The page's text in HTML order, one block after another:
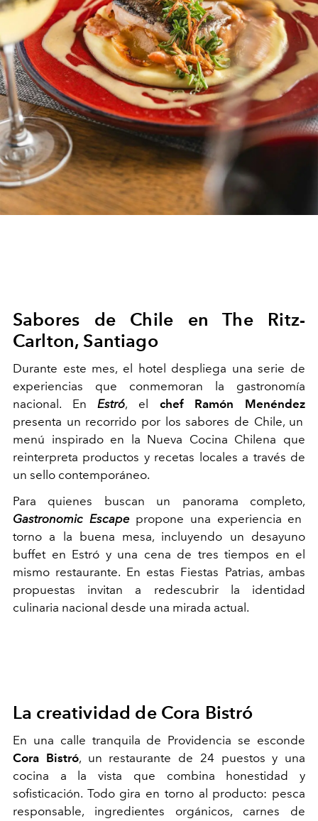
Sabores de Chile en The Ritz-
Carlton, Santiago
Durante este mes, el hotel despliega una serie de
experiencias que conmemoran la gastronomía
nacional. EnEstró, el chef Ramón Menéndez
presenta un recorrido por los sabores de Chile, un
menú inspirado en la Nueva Cocina Chilena que
reinterpreta productos y recetas locales a través de
un sello contemporáneo.
Para quienes buscan un panorama completo,
Gastronomic Escapepropone una experiencia en
torno a la buena mesa, incluyendo un desayuno
buffet en Estró y una cena de tres tiempos en el
mismo restaurante. En estas Fiestas Patrias, ambas
propuestas invitan a redescubrir la identidad
culinaria nacional desde una mirada actual.
La creatividad de Cora Bistró
En una calle tranquila de Providencia se esconde
Cora Bistró, un restaurante de 24 puestos y una
cocina a la vista que combina honestidad y
sofisticación. Todo gira en torno al producto: pesca
responsable, ingredientes orgánicos, carnes de